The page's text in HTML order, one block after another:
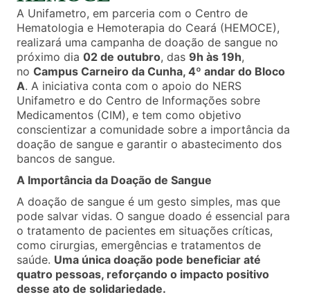
A Unifametro, em parceria com o Centro de
Hematologia e Hemoterapia do Ceará (HEMOCE),
realizará uma campanha de doação de sangue no
próximo dia 02 de outubro, das 9h às 19h,
no Campus Carneiro da Cunha, 4º andar do Bloco
A. A iniciativa conta com o apoio do NERS
Unifametro e do Centro de Informações sobre
Medicamentos (CIM), e tem como objetivo
conscientizar a comunidade sobre a importância da
doação de sangue e garantir o abastecimento dos
bancos de sangue.
A Importância da Doação de Sangue
A doação de sangue é um gesto simples, mas que
pode salvar vidas. O sangue doado é essencial para
o tratamento de pacientes em situações críticas,
como cirurgias, emergências e tratamentos de
saúde. Uma única doação pode beneficiar até
quatro pessoas, reforçando o impacto positivo
desse ato de solidariedade.